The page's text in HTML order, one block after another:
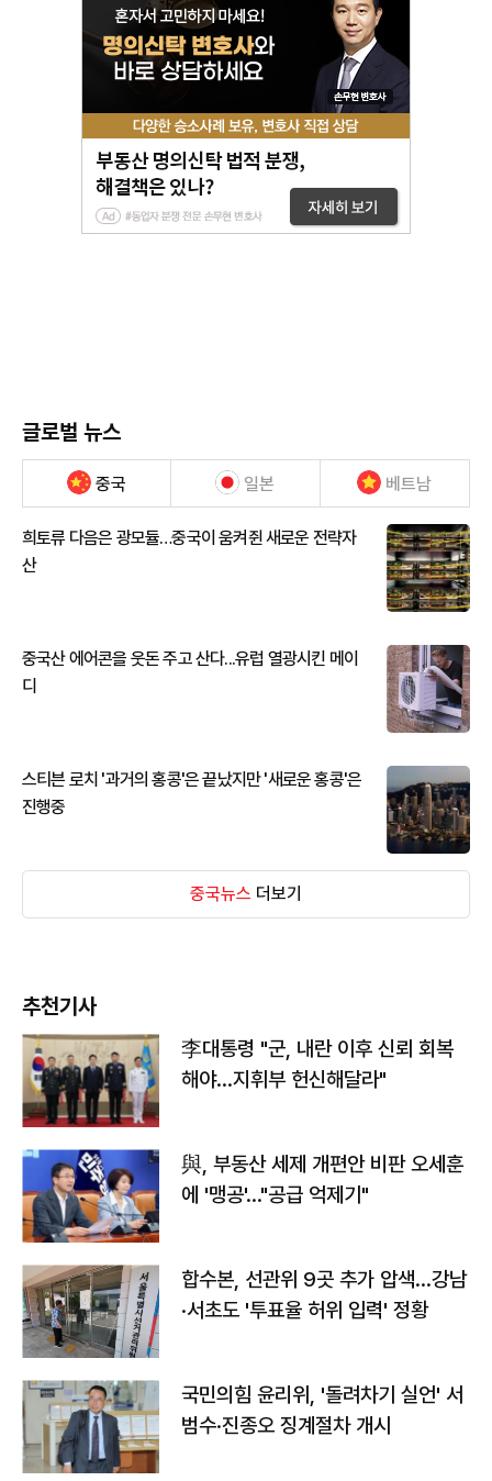
글로벌 뉴스
중국 일본 베트남
희토류 다음은 광모듈…중국이 움켜쥔 새로운 전략자
산
중국산 에어콘을 웃돈 주고 산다...유럽 열광시킨 메이
디
스티븐 로치 '과거의 홍콩'은 끝났지만 '새로운 홍콩'은
진행중
중국뉴스 더보기
추천기사
李대통령 "군, 내란 이후 신뢰 회복
해야…지휘부 헌신해달라"
與, 부동산 세제 개편안 비판 오세훈
에 '맹공'…"공급 억제기"
합수본, 선관위 9곳 추가 압색…강남
·서초도 '투표율 허위 입력' 정황
국민의힘 윤리위, '돌려차기 실언' 서
범수·진종오 징계절차 개시